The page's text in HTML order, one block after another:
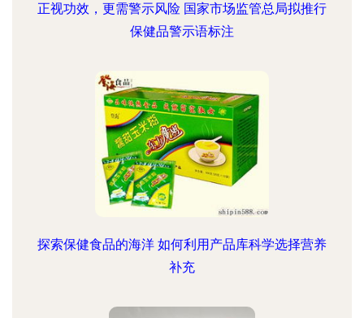
正视功效，更需警示风险 国家市场监管总局拟推行
保健品警示语标注
探索保健食品的海洋 如何利用产品库科学选择营养
补充